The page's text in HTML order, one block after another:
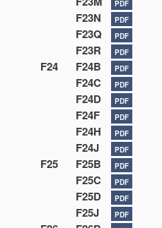
PDF
F23N PDF
F23Q PDF
F23R PDF
F24 F24B PDF
F24C PDF
F24D PDF
F24F PDF
F24H PDF
F24J PDF
F25 F25B PDF
F25C PDF
F25D PDF
F25J PDF